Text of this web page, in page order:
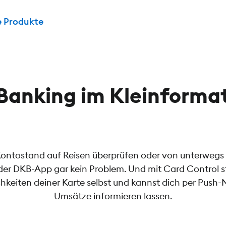
Produkte
im
auf Reisen überprüfen oder von
DKB-App gar kein Problem. Und mit Card Control
deiner Karte selbst und kannst dich per
Umsätze informieren lassen.